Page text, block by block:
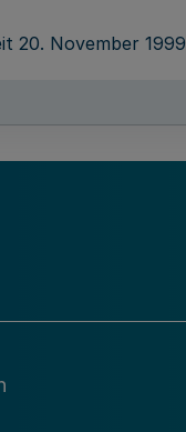
20. November 1999